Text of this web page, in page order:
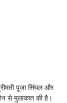
पूजा सिंघल और
से मुलाकात की है।